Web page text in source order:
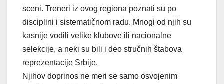
sceni. Treneri iz ovog regiona poznati su po
disciplini i sistematičnom radu. Mnogi od njih su
kasnije vodili velike klubove ili nacionalne
selekcije, a neki su bili i deo stručnih štabova
reprezentacije Srbije.
Njihov doprinos ne meri se samo osvojenim